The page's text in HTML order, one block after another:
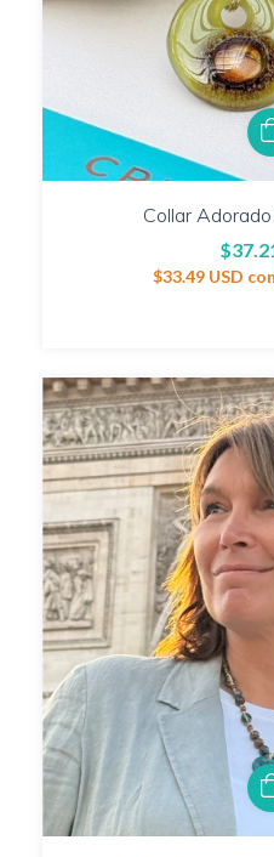
Collar
$33.49 USD con